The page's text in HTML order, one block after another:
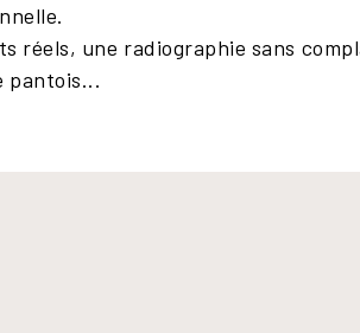
réels, une radiographie sans
pantois...